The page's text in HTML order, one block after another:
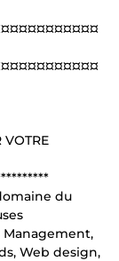
VOTRE
du
Web design,